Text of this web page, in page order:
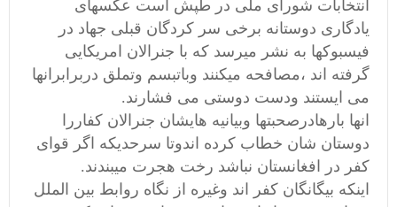
انتخابات شورای ملی در طپش است عکسهای
یادگاری دوستانه برخی سر کردگان قبلی جهاد در
فیسبوکها به نشر میرسد که با جنرالان امریکایی
گرفته اند ،مصافحه میکنند وباتبسم وتملق دربرابرانها
می ایستند ودست دوستی می فشارند.
انها بارهادرصحبتها وبیانیه هایشان جنرالان کفاررا
دوستان شان خطاب کرده اندوتا سرحدیکه اگر قوای
کفر در افغانستان نباشد رخت هجرت میبندند.
اینکه بیگانگان کفر اند وغیره از نگاه روابط بین الملل